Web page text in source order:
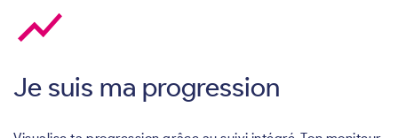
show_chart
Je suis ma progression